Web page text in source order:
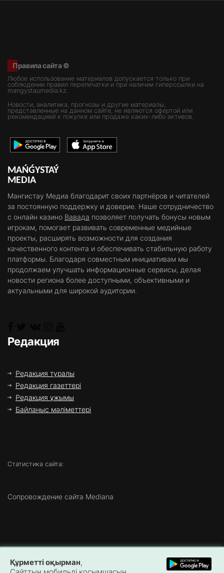
Правила сайта ©
Любое использование материалов допускается только при
соблюдении правил перепечатки и при наличии гиперссылки на
mangystaumedia.kz.
Новости, аналитика, прогнозы и другие материалы,
представленные на данном сайте, не являются офертой или
рекомендацией к покупке или продаже каких-либо активов.
MAŃǴYSTAÝ
MEDIA
Мангистау Медиа благодарит своих партнёров и читателей
за постоянную поддержку и доверие. Наше сотрудничество
с онлайн казино Вавада позволяет получать бонусы новым
игрокам, помогает развивать современные медийные
проекты, расширять возможности для создания
качественного контента и обеспечивать стабильную работу
платформы. Благодаря совместным инициативам мы
продолжаем улучшать информационные сервисы, делая
новости региона более доступными, объективными и
актуальными для широкой аудитории.
Редакция
Редакция туралы
Редакция газеттері
Редакция ұжымы
Байланыс мәліметтері
Статистика сайта:
Сопровождение сайта Mediana
Құрметті оқырман,